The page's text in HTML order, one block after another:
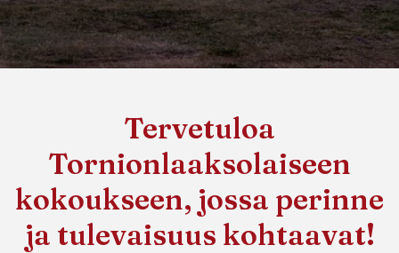
Tervetuloa
Tornionlaaksolaiseen
kokoukseen, jossa perinne
ja tulevaisuus kohtaavat!